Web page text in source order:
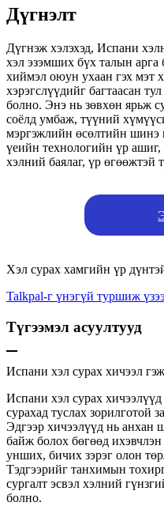
Дүгнэлт
Дүгнэж хэлэхэд, Испани
хэл эзэмших бүх талын арга
хиймэл оюун ухаан гэх мэт
хэрэгслүүдийг багтаасан
болно. Энэ нь зөвхөн ярьж
соёлд умбаж, түүний
мэргэжлийн өсөлтийн
үеийн технологийн үр
хэлний баялаг, үр өгөөжтэй
Хэл сурах хамгийн үр
Talkpal-г үнэгүй туршиж
Түгээмэл асуултууд
Испани хэл сурах хичээл
Испани хэл сурах
сурахад туслах зорилготой
Эдгээр хичээлүүд нь анхан
байж болох бөгөөд
унших, бичих зэрэг олон
Тэдгээрийг танхимын
сургалт эсвэл хэлний
болно.